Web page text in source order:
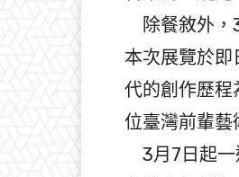
除餐敘外，
本次展覽於
代的創作歷程
位臺灣前輩藝
3月7日起一